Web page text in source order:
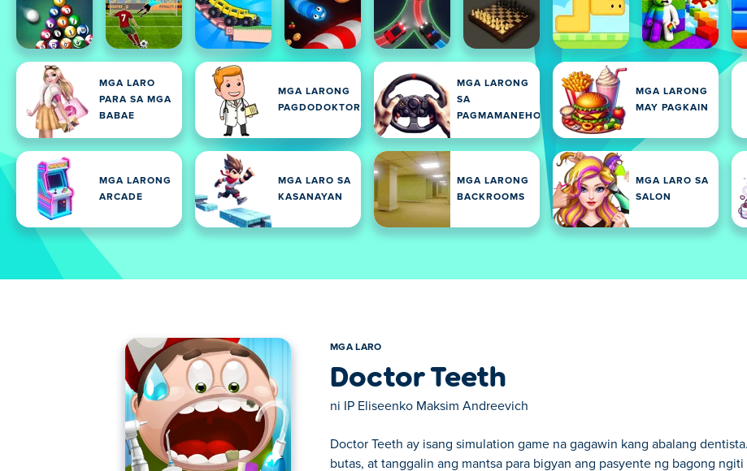
MGA LARO
PARA SA MGA
BABAE
MGA LARONG
PAGDODOKTOR
MGA LARONG
SA
PAGMAMANEHO
MGA LARONG
MAY PAGKAIN
MGA LARONG
ARCADE
MGA LARO SA
KASANAYAN
MGA LARONG
BACKROOMS
MGA LARO SA
SALON
MGA LARO
Doctor Teeth
ni IP Eliseenko Maksim Andreevich
Doctor Teeth ay isang simulation game na gagawin kang abalang
butas, at tanggalin ang mantsa para bigyan ang pasyente ng bagong